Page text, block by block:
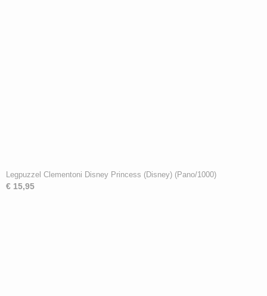
Legpuzzel Clementoni Disney Princess (Disney) (Pano/1000)
€ 15,95